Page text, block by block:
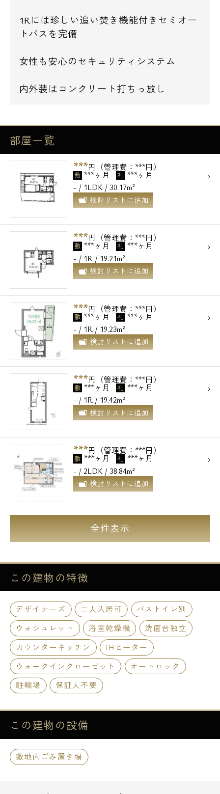
1Rには珍しい追い焚き機能付きセミオー
トバスを完備
女性も安心のセキュリティシステム
内外装はコンクリート打ちっ放し
部屋一覧
***円（管理費：***円）
敷 ***ヶ月 礼 ***ヶ月
- / 1LDK / 30.17m²
検討リストに追加
***円（管理費：***円）
敷 ***ヶ月 礼 ***ヶ月
- / 1R / 19.21m²
検討リストに追加
***円（管理費：***円）
敷 ***ヶ月 礼 ***ヶ月
- / 1R / 19.23m²
検討リストに追加
***円（管理費：***円）
敷 ***ヶ月 礼 ***ヶ月
- / 1R / 19.42m²
検討リストに追加
***円（管理費：***円）
敷 ***ヶ月 礼 ***ヶ月
- / 2LDK / 38.84m²
検討リストに追加
全件表示
この建物の特徴
デザイナーズ 二人入居可
バストイレ別
ウォシュレット
浴室乾燥機
洗面台独立
カウンターキッチン
IHヒーター
ウォークインクローゼット
オートロック
駐輪場
保証人不要
この建物の設備
敷地内ごみ置き場